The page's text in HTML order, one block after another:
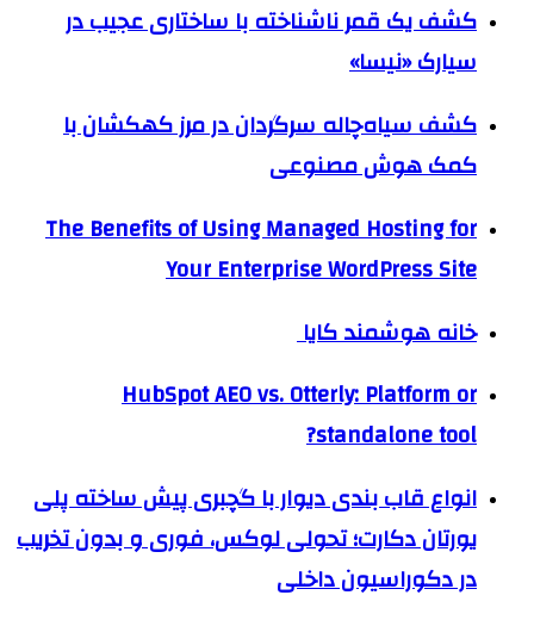
کشف یک قمر ناشناخته با ساختاری عجیب در
سیارک «نیسا»
کشف سیاه‌چاله سرگردان در مرز کهکشان با
کمک هوش مصنوعی
The Benefits of Using Managed Hosting for
Your Enterprise WordPress Site
خانه هوشمند کایا
HubSpot AEO vs. Otterly: Platform or
standalone tool?
انواع قاب بندی دیوار با گچبری پیش ساخته پلی
یورتان دکارت؛ تحولی لوکس، فوری و بدون تخریب
در دکوراسیون داخلی